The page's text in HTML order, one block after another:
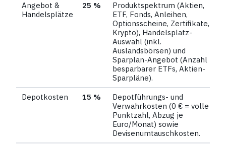
Angebot &
Handelsplätze
25 %
Produktspektrum (Aktien,
ETF, Fonds, Anleihen,
Optionsscheine, Zertifikate,
Krypto), Handelsplatz-
Auswahl (inkl.
Auslandsbörsen) und
Sparplan-Angebot (Anzahl
besparbarer ETFs, Aktien-
Sparpläne).
Depotkosten
15 %
Depotführungs- und
Verwahrkosten (0 € = volle
Punktzahl, Abzug je
Euro/Monat) sowie
Devisenumtauschkosten.